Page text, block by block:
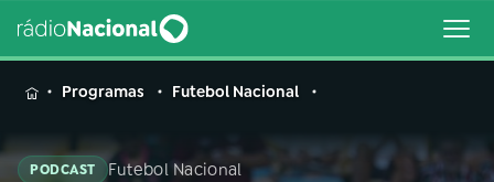
MENUProgramas Futebol Nacional
PODCAST Futebol Nacional